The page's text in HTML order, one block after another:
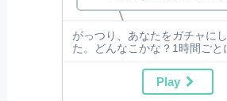
がっつり、あなたをガチャに
た。どんなこかな？1時間ごと
Play